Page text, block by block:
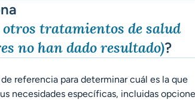
tratamientos de salud
no han dado resultado)?
referencia para determinar cuál es la que
necesidades específicas, incluidas